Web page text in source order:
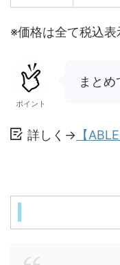
※価格は全て税込表
ポイント
まと
詳しく→ 【